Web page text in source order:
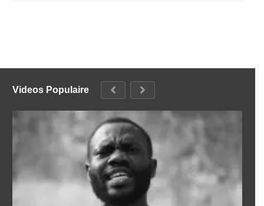
Videos Populaire